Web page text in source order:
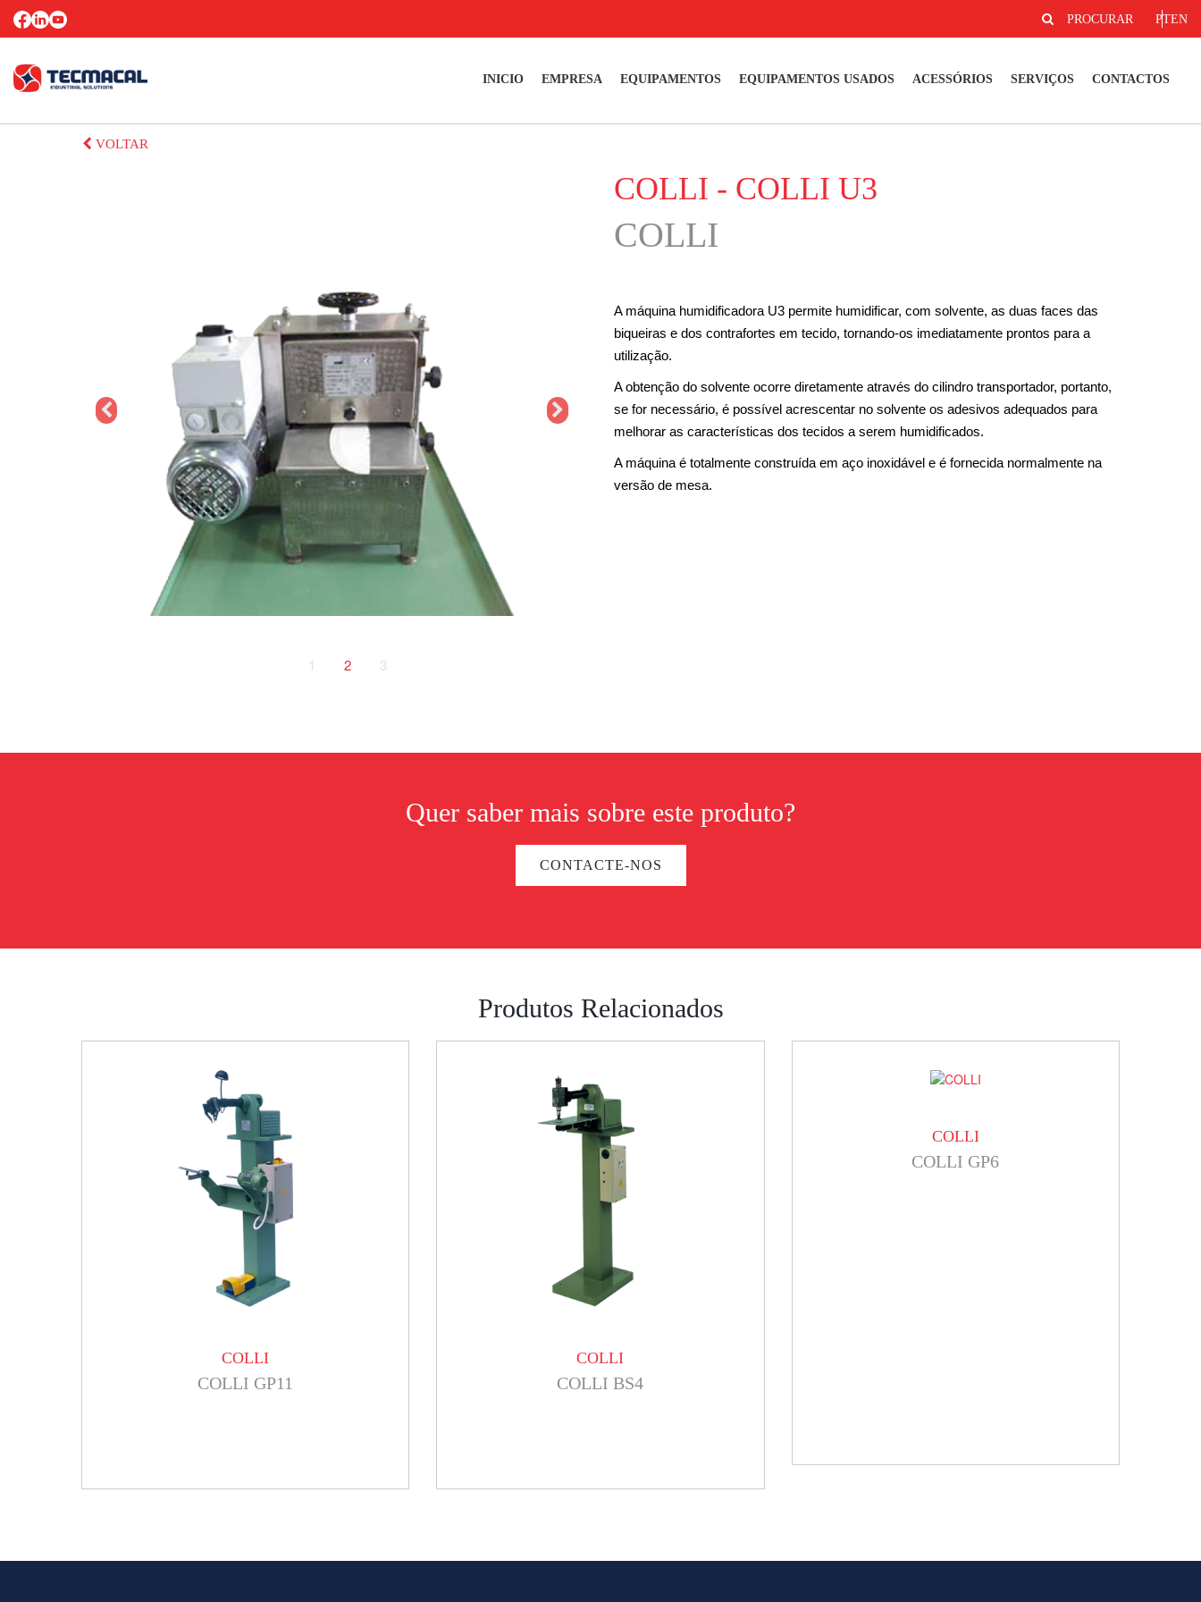
EN
PT
PROCURAR
INICIO EMPRESA EQUIPAMENTOS EQUIPAMENTOS USADOS ACESSÓRIOS SERVIÇOS CONTACTOS
VOLTAR
1 2 3
COLLI - COLLI U3
COLLI
A máquina humidificadora U3 permite humidificar, com solvente, as duas faces das
biqueiras e dos contrafortes em tecido, tornando-os imediatamente prontos para a
utilização.
A obtenção do solvente ocorre diretamente através do cilindro transportador, portanto,
se for necessário, é possível acrescentar no solvente os adesivos adequados para
melhorar as características dos tecidos a serem humidificados.
A máquina é totalmente construída em aço inoxidável e é fornecida normalmente na
versão de mesa.
Quer saber mais sobre este produto?
CONTACTE-NOS
Produtos Relacionados
COLLI
COLLI GP11
COLLI
COLLI BS4
COLLI
COLLI GP6